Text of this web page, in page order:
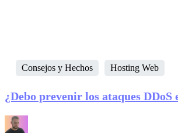
Consejos y Hechos Hosting Web
¿Debo prevenir los ataques DDoS